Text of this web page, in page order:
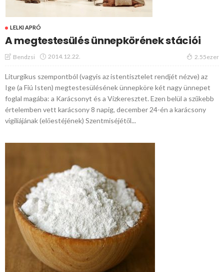
LELKI APRÓ
A megtestesülés ünnepkörének stációi
Bendzsi 2014.12.22. 2.55ezer
Liturgikus szempontból (vagyis az istentisztelet rendjét nézve) az
Ige (a Fiú Isten) megtestesülésének ünnepköre két nagy ünnepet
foglal magába: a Karácsonyt és a Vízkeresztet. Ezen belül a szűkebb
értelemben vett karácsony 8 napig, december 24-én a karácsony
vigiliájának (előestéjének) Szentmiséjétől...